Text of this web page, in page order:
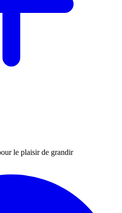
le plaisir de grandir